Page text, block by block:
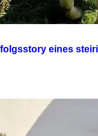
eines